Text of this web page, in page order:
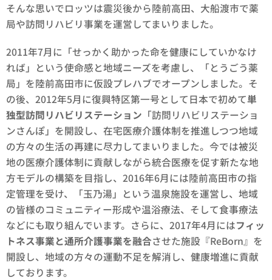
そんな思いでロッツは震災後から陸前高田、大船渡市で薬
局や訪問リハビリ事業を運営してまいりました。
2011年7月に「せっかく助かった命を健康にしていかなけ
れば」という使命感と地域ニーズを考慮し、「とうごう薬
局」を陸前高田市に仮設プレハブでオープンしました。そ
の後、2012年5月に復興特区第一号として日本で初めて単
独型訪問リハビリステーション 「訪問リハビリステーショ
ンさんぽ」を開設し、在宅医療介護体制を推進しつつ地域
の方々の生活の再建に尽力してまいりました。今では被災
地の医療介護体制に貢献しながら統合医療を促す新たな地
方モデルの構築を目指し、2016年6月には陸前高田市の指
定管理を受け、「玉乃湯」という温泉施設を運営し、地域
の皆様のコミュニティー形成や温浴療法、そして食事療法
などにも取り組んでいます。さらに、2017年4月にはフィッ
トネス事業と通所介護事業を融合させた施設『ReBorn』を
開設し、地域の方々の運動不足を解消し、健康増進に貢献
しております。